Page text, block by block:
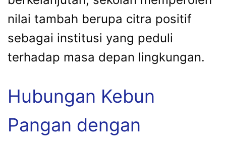
nilai tambah berupa citra positif
sebagai institusi yang peduli
terhadap masa depan lingkungan.
Hubungan Kebun
Pangan dengan